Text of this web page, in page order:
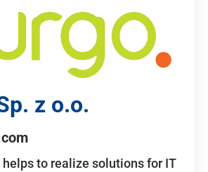
z o.o.
to realize solutions for IT